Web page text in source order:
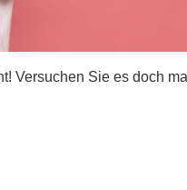
Versuchen Sie es doch